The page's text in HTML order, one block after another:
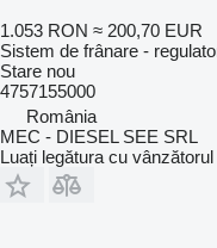
1.053 RON ≈ 200,70 EUR
Sistem de frânare -
Stare nou
4757155000
România
MEC - DIESEL SEE SRL
Luați legătura cu vânzătorul